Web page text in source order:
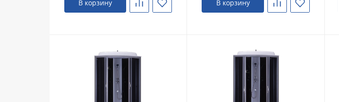
В корзину В корзину